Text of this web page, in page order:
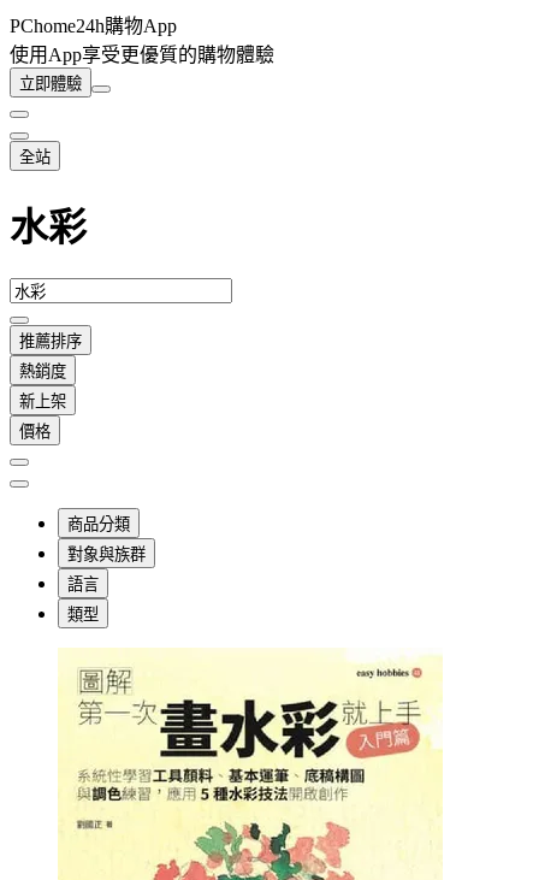
PChome24h購物App
使用App享受更優質的購物體驗
立即體驗
全站
水彩
推薦排序
熱銷度
新上架
價格
商品分類
對象與族群
語言
類型